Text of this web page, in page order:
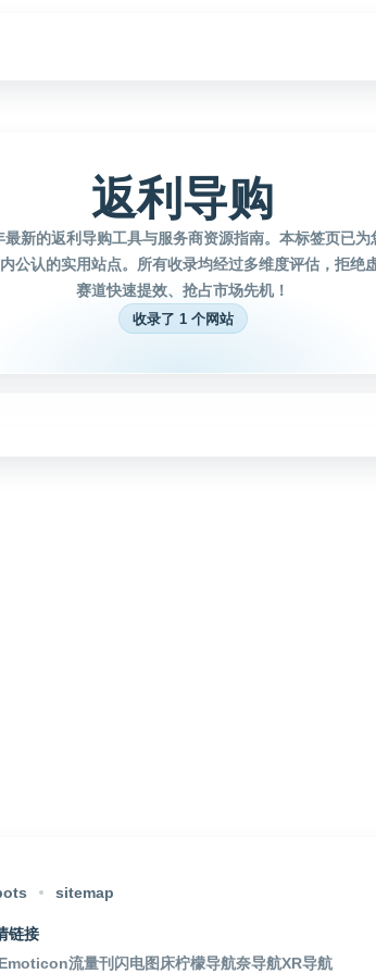
返利导购
新的返利导购工具与服务商资源指南。本标签页已
公认的实用站点。所有收录均经过多维度评估，拒绝
赛道快速提效、抢占市场先机！
收录了 1 个网站
sitemap
链接
流量刊 闪电图床柠檬导航奈导航XR导航